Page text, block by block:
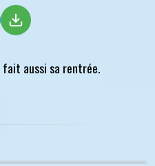
fait aussi sa rentrée.